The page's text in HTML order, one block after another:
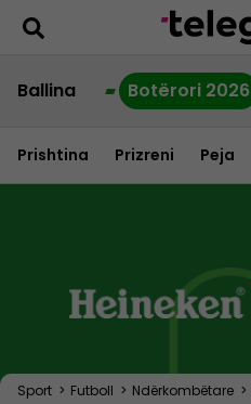
Ballina Botërori 2026
Prishtina Prizreni Peja
Sport > Futboll > Ndërkombëtare >